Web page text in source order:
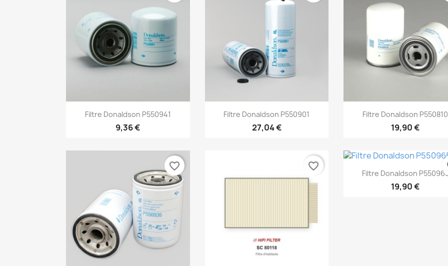
Aperçu rapide
Filtre Donaldson P550941
9,36 €
Aperçu rapide
Filtre Donaldson P550901
27,04 €
Aperçu rapide
Filtre Donaldson P550810
19,90 €
favorite_border favorite_border Aperçu rapide
Filtre Donaldson P550965
19,90 €